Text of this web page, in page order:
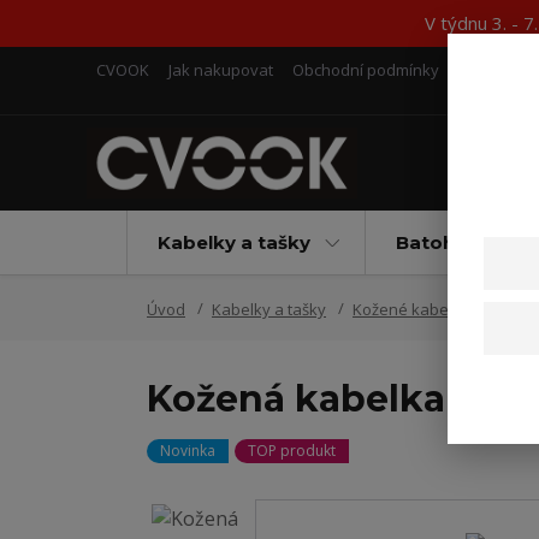
V týdnu 3. -
CVOOK Jak nakupovat Obchodní podmínky
Kabelky a tašky Batohy
Úvod Kabelky a tašky Kožené kabelky na mobil
Kožená kabelka na
Novinka TOP produkt